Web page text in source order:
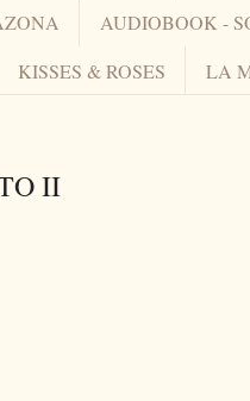
AUDIOBOOK -
KISSES & ROSES LA
II